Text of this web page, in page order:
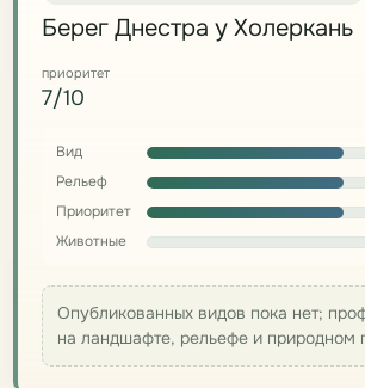
Берег Днестра у Холеркань
приоритет
7/10
Вид
Рельеф
Приоритет
Животные
Опубликованных видов пока нет;
на ландшафте, рельефе и природном